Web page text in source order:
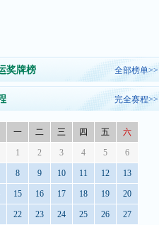
奖牌榜 全部榜单>>
完全赛程>>
一 二 三 四 五 六
1 2 3 4 5 6
8 9 10 11 12 13
15 16 17 18 19 20
22 23 24 25 26 27